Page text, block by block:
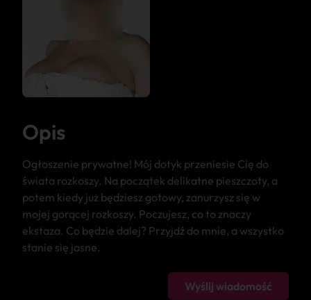
Opis
Ogłoszenie prywatne! Mój dotyk przeniesie Cię do
świata rozkoszy. Na początek delikatne pieszczoty, a
potem kiedy już będziesz gotowy, zanurzysz się w
mojej gorącej rozkoszy. Poczujesz, co to znaczy
ekstaza. Co będzie dalej? Przyjdź do mnie, a wszystko
stanie się jasne.
Wyślij wiadomość